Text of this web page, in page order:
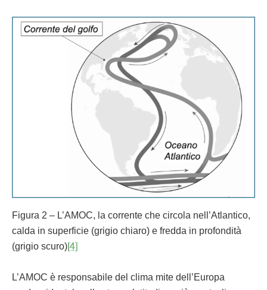
Figura 2 – L’AMOC, la corrente che circola nell’Atlantico,
calda in superficie (grigio chiaro) e fredda in profondità
(grigio scuro)[4]
L’AMOC è responsabile del clima mite dell’Europa